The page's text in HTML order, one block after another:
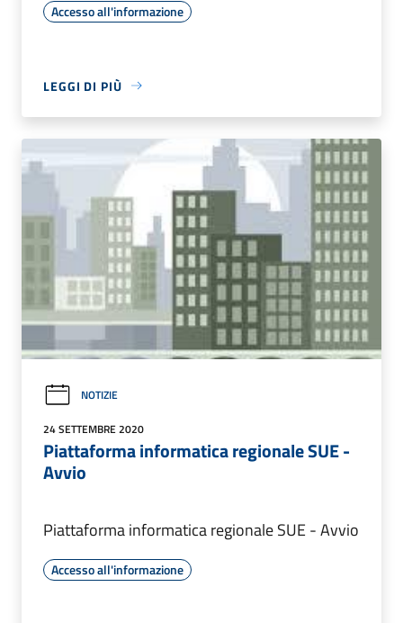
Accesso all'informazione
LEGGI DI PIÙ
NOTIZIE
24 SETTEMBRE 2020
Piattaforma informatica regionale SUE -
Avvio
Piattaforma informatica regionale SUE - Avvio
Accesso all'informazione